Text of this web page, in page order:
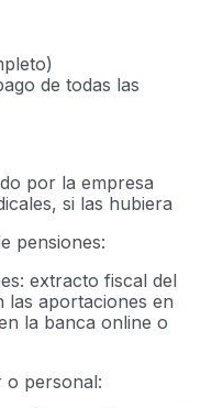
de todas las
por la empresa
si las hubiera
pensiones:
extracto fiscal del
las aportaciones en
la banca online o
o personal: